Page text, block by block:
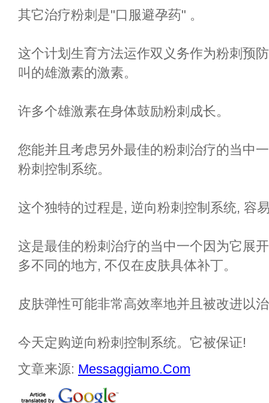
其它治疗粉刺是"口服避孕药" 。
这个计划生育方法运作双义务作为粉刺预
叫的雄激素的激素。
许多个雄激素在身体鼓励粉刺成长。
您能并且考虑另外最佳的粉刺治疗的当中
粉刺控制系统。
这个独特的过程是, 逆向粉刺控制系统, 容
这是最佳的粉刺治疗的当中一个因为它展
多不同的地方, 不仅在皮肤具体补丁。
皮肤弹性可能非常高效率地并且被改进以
今天定购逆向粉刺控制系统。它被保证!
文章来源: Messaggiamo.Com